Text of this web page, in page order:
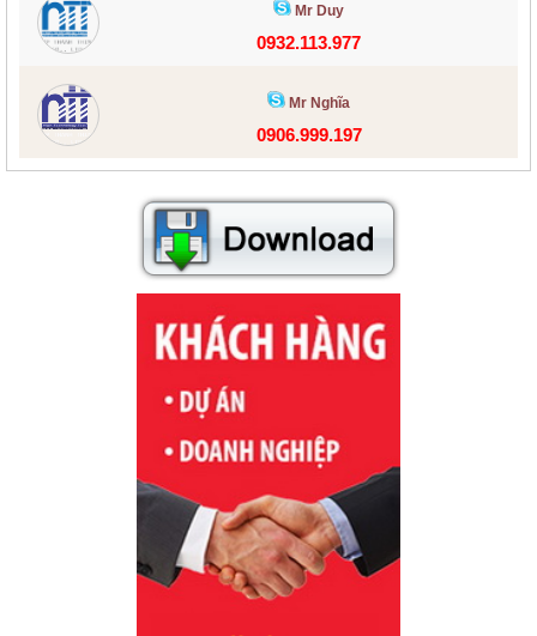
Mr Duy
0932.113.977
Mr Nghĩa
0906.999.197